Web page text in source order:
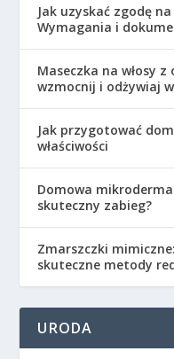
Jak uzyskać zgodę
Wymagania i
Maseczka na włosy
wzmocnij i odżywiaj
Jak przygotować
właściwości
Domowa
skuteczny zabieg?
Zmarszczki
skuteczne metody
URODA